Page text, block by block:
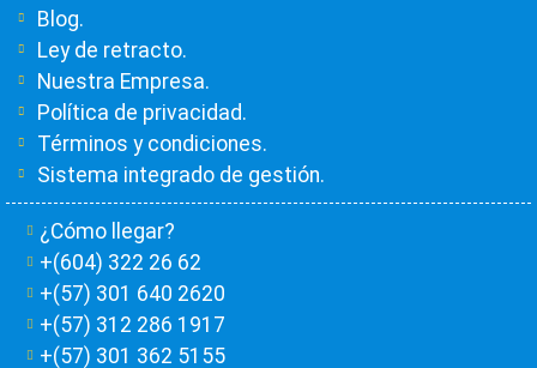
Blog.
Ley de retracto.
Nuestra Empresa.
Política de privacidad.
Términos y condiciones.
Sistema integrado de gestión.
¿Cómo llegar?
+(604) 322 26 62
+(57) 301 640 2620
+(57) 312 286 1917
+(57) 301 362 5155